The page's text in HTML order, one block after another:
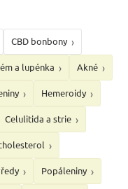
CBD bonbony
a lupénka Akné
Hemeroidy
Celulitida a strie
Popáleniny